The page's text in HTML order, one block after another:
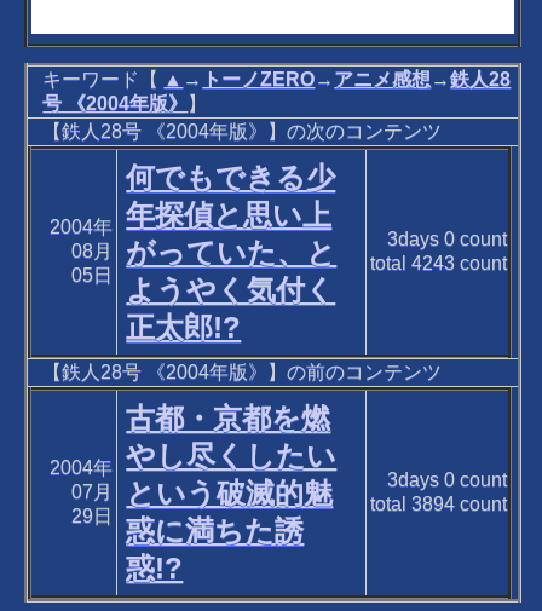
キーワード【 ▲ → トーノZERO→ アニメ感想 →鉄人28
号 《2004年版》 】
【鉄人28号 《2004年版》】の次のコンテンツ
2004年
08月
05日
何でもできる少
年探偵と思い上
がっていた、と
ようやく気付く
正太郎!?
3days 0count
total 4243count
【鉄人28号 《2004年版》】の前のコンテンツ
2004年
07月
29日
古都・京都を燃
やし尽くしたい
という破滅的魅
惑に満ちた誘
惑!?
3days 0count
total 3894count